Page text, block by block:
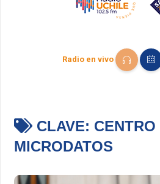
Radio en vivo
CLAVE: CENTRO
MICRODATOS